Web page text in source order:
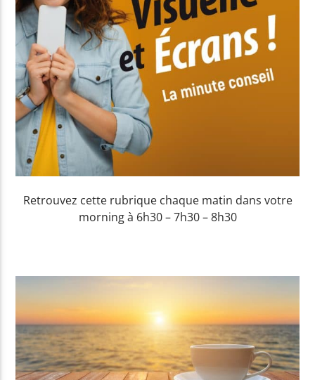
Yellow Riviera
Yellow Party
Retrouvez cette rubrique chaque matin dans votre
morning à 6h30 – 7h30 – 8h30